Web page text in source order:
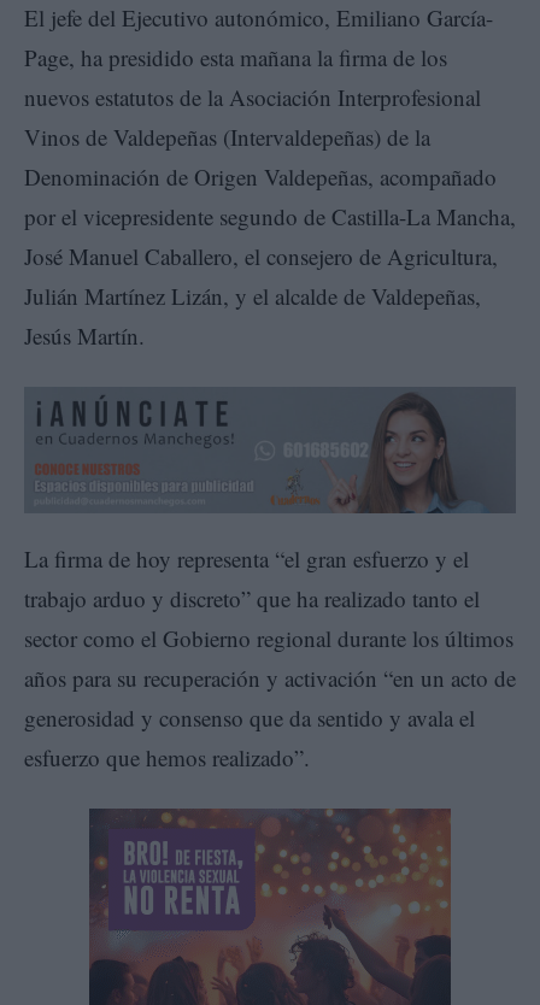
El jefe del Ejecutivo autonómico, Emiliano García-
Page, ha presidido esta mañana la firma de los
nuevos estatutos de la Asociación Interprofesional
Vinos de Valdepeñas (Intervaldepeñas) de la
Denominación de Origen Valdepeñas, acompañado
por el vicepresidente segundo de Castilla-La Mancha,
José Manuel Caballero, el consejero de Agricultura,
Julián Martínez Lizán, y el alcalde de Valdepeñas,
Jesús Martín.
La firma de hoy representa “el gran esfuerzo y el
trabajo arduo y discreto” que ha realizado tanto el
sector como el Gobierno regional durante los últimos
años para su recuperación y activación “en un acto de
generosidad y consenso que da sentido y avala el
esfuerzo que hemos realizado”.